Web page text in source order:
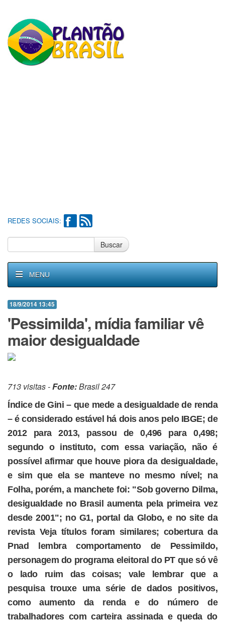
REDES SOCIAIS:
Buscar
MENU
18/9/2014 13:45
'Pessimilda', mídia familiar vê
maior desigualdade
713 visitas -Fonte:Brasil 247
Índice de Gini – que mede a desigualdade de renda
– é considerado estável há dois anos pelo IBGE; de
2012 para 2013, passou de 0,496 para 0,498;
segundo o instituto, com essa variação, não é
possível afirmar que houve piora da desigualdade,
e sim que ela se manteve no mesmo nível; na
Folha, porém, a manchete foi: "Sob governo Dilma,
desigualdade no Brasil aumenta pela primeira vez
desde 2001"; no G1, portal da Globo, e no site da
revista Veja títulos foram similares; cobertura da
Pnad lembra comportamento de Pessimildo,
personagem do programa eleitoral do PT que só vê
o lado ruim das coisas; vale lembrar que a
pesquisa trouxe uma série de dados positivos,
como aumento da renda e do número de
trabalhadores com carteira assinada e queda do